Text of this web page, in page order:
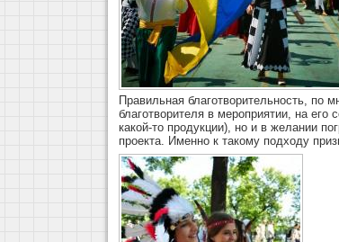
Правильная благотворительность, по
благотворителя в мероприятии, на
какой-то продукции), но и в желании
проекта. Именно к такому подходу